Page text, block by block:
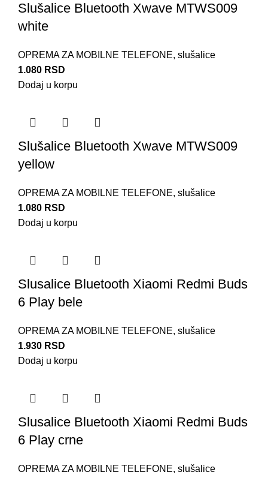
Slušalice Bluetooth Xwave MTWS009
white
OPREMA ZA MOBILNE TELEFONE, slušalice
1.080 RSD
Dodaj u korpu
Slušalice Bluetooth Xwave MTWS009
yellow
OPREMA ZA MOBILNE TELEFONE, slušalice
1.080 RSD
Dodaj u korpu
Slusalice Bluetooth Xiaomi Redmi Buds
6 Play bele
OPREMA ZA MOBILNE TELEFONE, slušalice
1.930 RSD
Dodaj u korpu
Slusalice Bluetooth Xiaomi Redmi Buds
6 Play crne
OPREMA ZA MOBILNE TELEFONE, slušalice